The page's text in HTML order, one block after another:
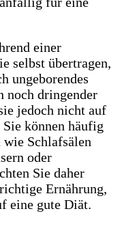
einer
selbst übertragen,
ungeborendes
noch dringender
jedoch nicht auf
können häufig
Schlafsälen
oder
Sie daher
Ernährung,
eine gute Diät.